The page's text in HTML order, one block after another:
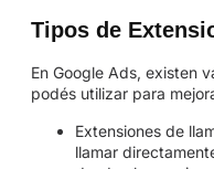
Tipos de
En Google Ads, existen
podés utilizar para
Extensiones de
llamar